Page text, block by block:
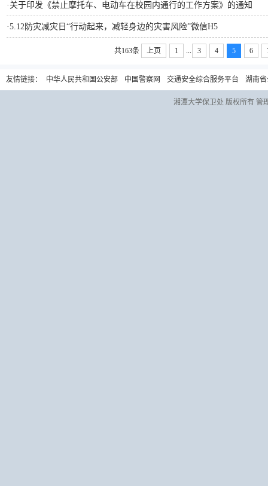
· 关于印发《禁止摩托车、电动车在校园内通行的工作方案》的通知
·5.12防灾减灾日“行动起来，减轻身边的灾害风险”微信H5
共163条 上页 1 3 4 5 6
友情链接： 中华人民共和国公安部 中国警察网 交通安全综合服务平台 湖南
湘潭大学保卫处 版权所有 管